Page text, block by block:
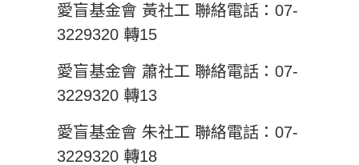
愛盲基金會 黃社工 聯絡電話：07-
3229320 轉15
愛盲基金會 蕭社工 聯絡電話：07-
3229320 轉13
愛盲基金會 朱社工 聯絡電話：07-
3229320 轉18